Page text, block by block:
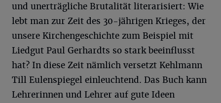
und unerträgliche Brutalität literarisiert: Wie
lebt man zur Zeit des 30-jährigen Krieges, der
unsere Kirchengeschichte zum Beispiel mit
Liedgut Paul Gerhardts so stark beeinflusst
hat? In diese Zeit nämlich versetzt Kehlmann
Till Eulenspiegel einleuchtend. Das Buch kann
Lehrerinnen und Lehrer auf gute Ideen